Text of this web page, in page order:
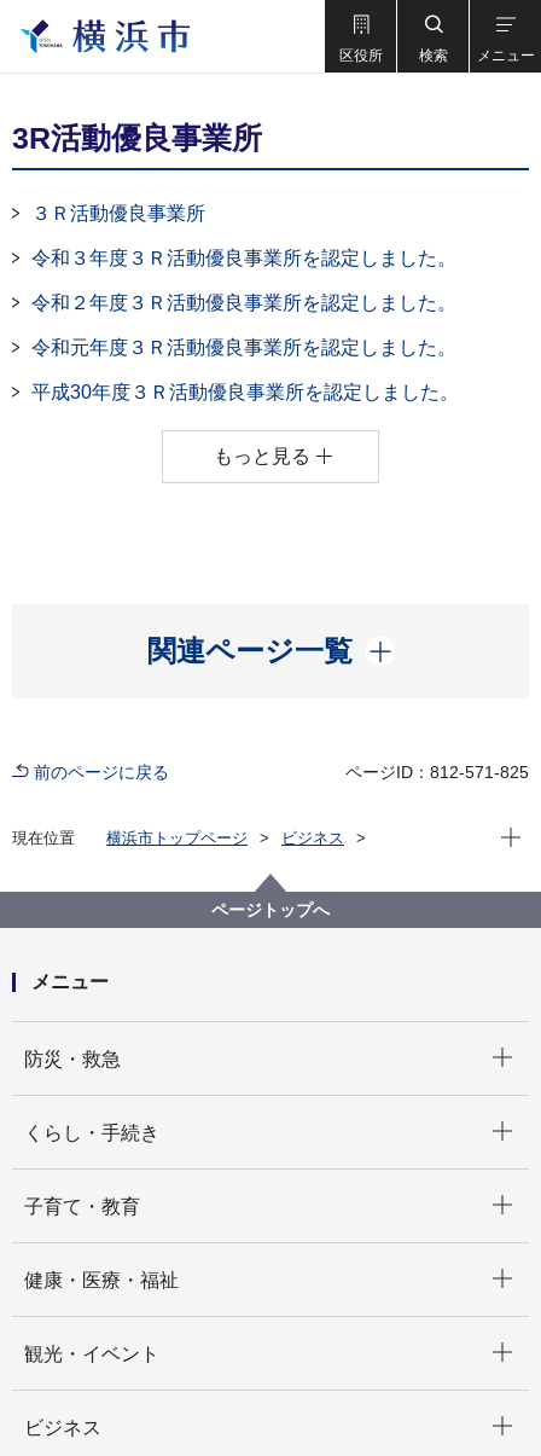
区役所 検索 メニュー
3R活動優良事業所
３Ｒ活動優良事業所
令和３年度３Ｒ活動優良事業所を認定しました。
令和２年度３Ｒ活動優良事業所を認定しました。
令和元年度３Ｒ活動優良事業所を認定しました。
平成30年度３Ｒ活動優良事業所を認定しました。
もっと見る
関連ページ一覧
開く
前のページに戻る ページID：812-571-825
現在位置 横浜市トップページ
ビジネス
3R活動優良事業所
現在
ページトップへ
メニュー
防災・救急
くらし・手続き
子育て・教育
健康・医療・福祉
観光・イベント
ビジネス